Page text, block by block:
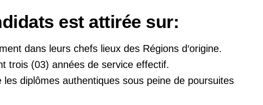
est attirée sur:
dans leurs chefs lieux des Régions d‘origine.
trois (03) années de service effectif.
les diplômes authentiques sous peine de poursuites